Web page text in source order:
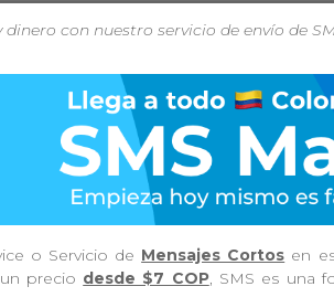
con nuestro servicio de envío de
o Servicio de Mensajes Cortos en
precio desde $7 COP, SMS es una